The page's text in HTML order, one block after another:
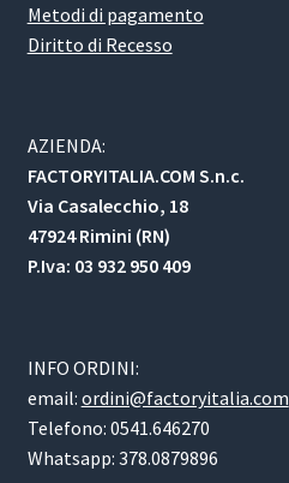
Metodi di pagamento
Diritto di Recesso
AZIENDA:
FACTORYITALIA.COM S.n.c.
Via Casalecchio, 18
47924 Rimini (RN)
P.Iva: 03 932 950 409
INFO ORDINI:
email: ordini@factoryitalia.com
Telefono: 0541.646270
Whatsapp: 378.0879896